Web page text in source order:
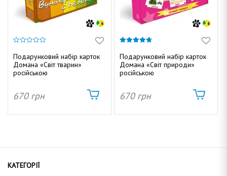
з
5Подарунковий набір карток
Домана «Світ тварин»
російською
670 грн
з 5
Подарунковий набір карток
Домана «Світ природи»
російською
670 грн
КАТЕГОРІЇ